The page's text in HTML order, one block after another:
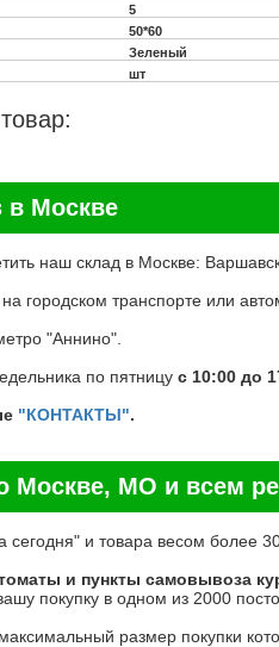
5
50*60
Зеленый
шт
Москве
наш склад в Москве:
городском транспорте или
"Аннино".
по пятницу с 10:00 до
"КОНТАКТЫ".
Москве, МО и всем
сегодня" и товара весом более
и пункты самовывоза
покупку в одном из 2000
размер покупки